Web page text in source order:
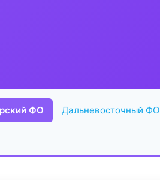
ФО Дальневосточный ФО